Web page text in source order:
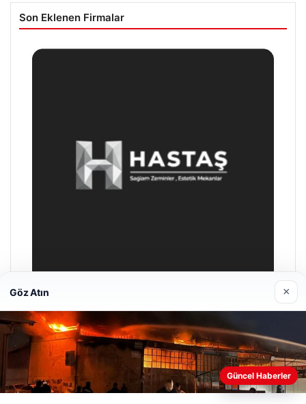
Son Eklenen Firmalar
Prenses Night Club
29 Nisan 2026
Web sitemizi nasıl kullandığınızı daha iyi anlayabilmek,
deneyiminizi kişiselleştirmek ve geliştirmek amacıyla çerezler
Göz Atın ×
Güncel Haberler